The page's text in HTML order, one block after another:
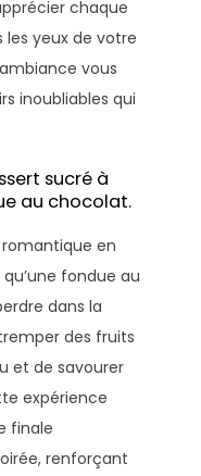
chaque
yeux de votre
vous
inoubliables qui
sucré à
au chocolat.
en
fondue au
dans la
des fruits
et de savourer
expérience
finale
renforçant